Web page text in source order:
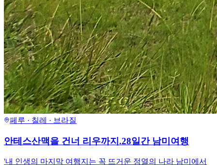
페루 · 칠레 · 브라질
안테스산맥을 건너 리우까지.28일간 남미여행
'내 인생의 마지막 여행지는 꼭 뜨거운 정열의 나라 남미에서